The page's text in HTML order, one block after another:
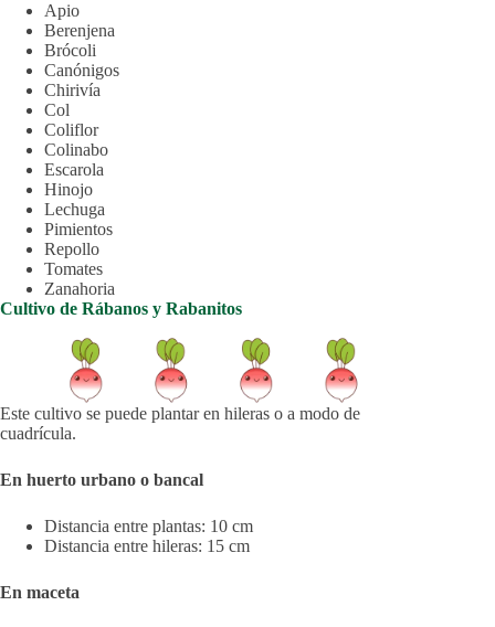
Apio
Berenjena
Brócoli
Canónigos
Chirivía
Col
Coliflor
Colinabo
Escarola
Hinojo
Lechuga
Pimientos
Repollo
Tomates
Zanahoria
Cultivo de Rábanos y Rabanitos
Este cultivo se puede plantar en hileras o a modo de
cuadrícula.
En huerto urbano o bancal
Distancia entre plantas: 10 cm
Distancia entre hileras: 15 cm
En maceta